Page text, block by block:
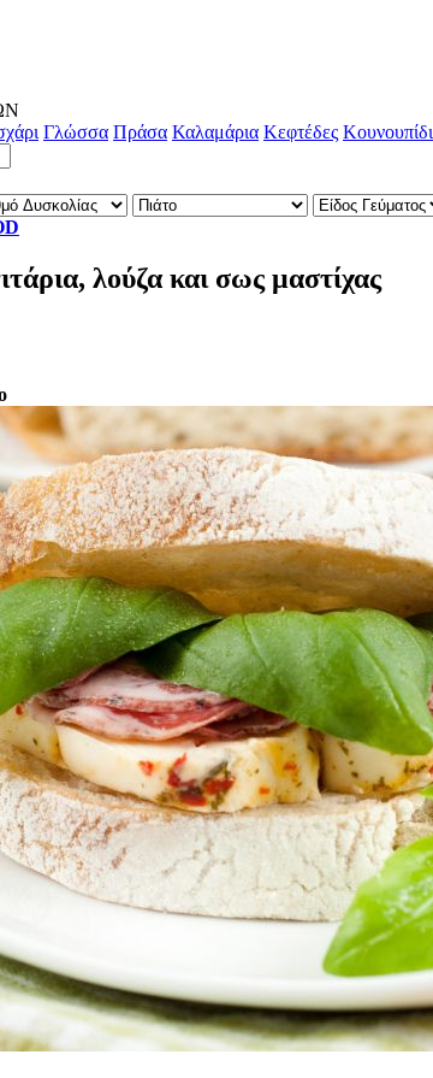
Γλώσσα Πράσα Καλαμάρια Κεφτέδες Κουνουπίδι
λούζα και σως μαστίχας